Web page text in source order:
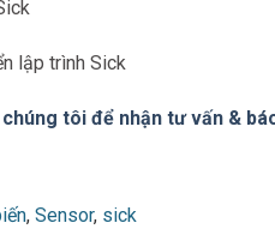
lập trình Sick
tôi để nhận tư vấn &
, Sensor, sick